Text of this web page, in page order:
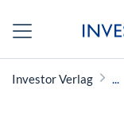
Investor Verlag